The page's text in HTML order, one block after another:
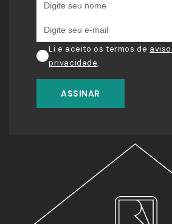
Li e aceito os termos de
privacidade.
ASSINAR